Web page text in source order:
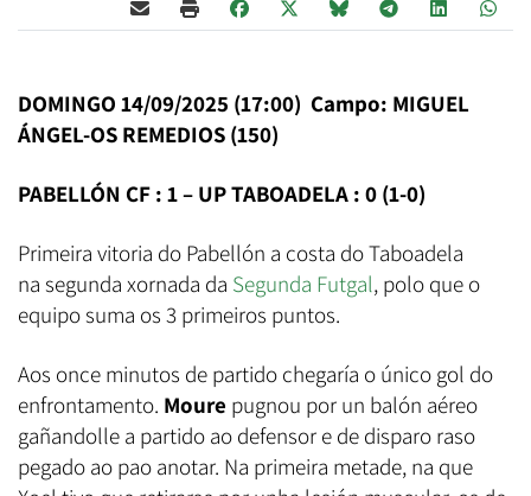
DOMINGO 14/09/2025 (17:00) Campo: MIGUEL
ÁNGEL-OS REMEDIOS (150)
PABELLÓN CF : 1 – UP TABOADELA : 0 (1-0)
Primeira vitoria do Pabellón a costa do Taboadela
na segunda xornada da Segunda Futgal, polo que o
equipo suma os 3 primeiros puntos.
Aos once minutos de partido chegaría o único gol do
enfrontamento. Moure pugnou por un balón aéreo
gañandolle a partido ao defensor e de disparo raso
pegado ao pao anotar. Na primeira metade, na que